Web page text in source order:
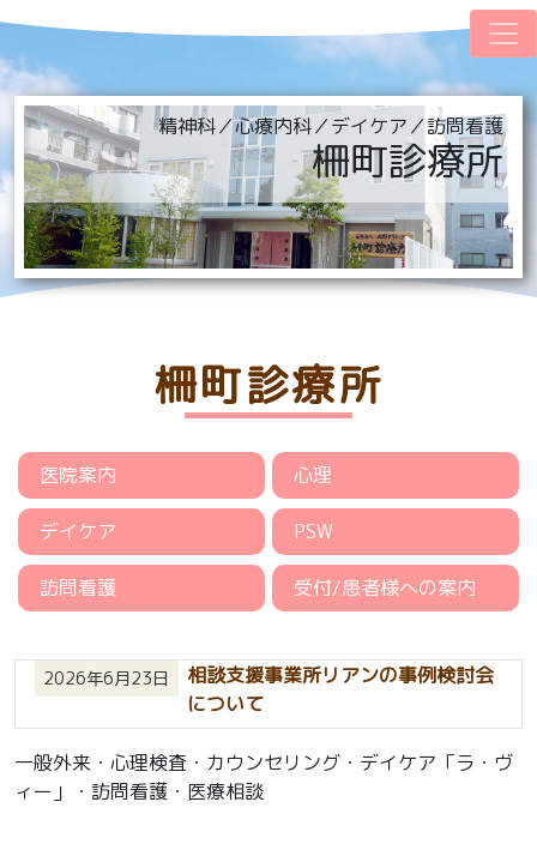
精神科／心療内科／デイケア／訪問看護
柵町診療所
柵町診療所
医院案内 心理
デイケア PSW
訪問看護 受付/患者様への案内
2026年6月23日
相談支援事業所リアンの事例検討会
について
一般外来・心理検査・カウンセリング・デイケア「ラ・ヴ
ィー」・訪問看護・医療相談